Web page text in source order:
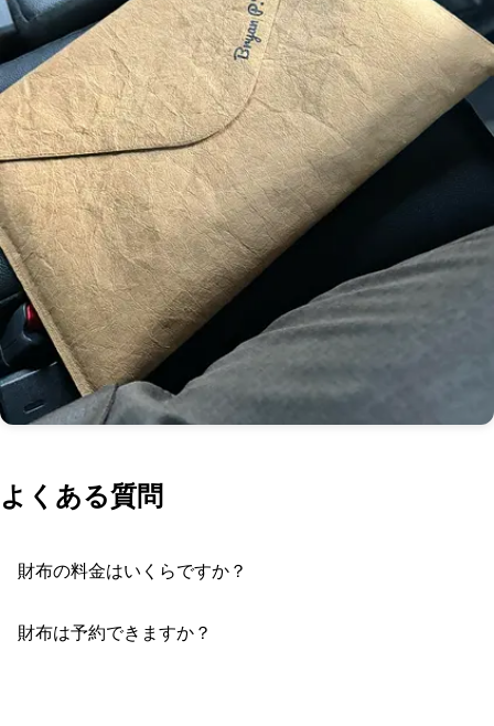
よくある質問
財布の料金はいくらですか？
財布は予約できますか？